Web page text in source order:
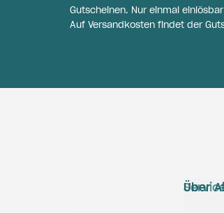
Gutscheinen. Nur einmal
Auf Versandkosten findet der
Über